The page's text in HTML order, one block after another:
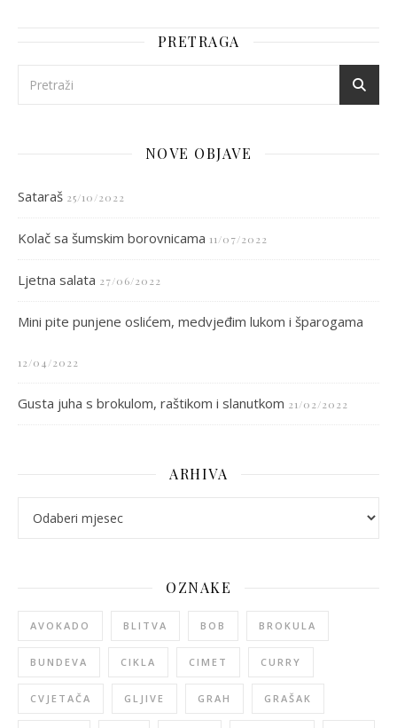
PRETRAGA
NOVE OBJAVE
Sataraš 25/10/2022
Kolač sa šumskim borovnicama 11/07/2022
Ljetna salata 27/06/2022
Mini pite punjene oslićem, medvjeđim lukom i šparogama
12/04/2022
Gusta juha s brokulom, raštikom i slanutkom 21/02/2022
ARHIVA
OZNAKE
AVOKADO BLITVA BOB BROKULA
BUNDEVA CIKLA CIMET CURRY
CVJETAČA GLJIVE GRAH GRAŠAK